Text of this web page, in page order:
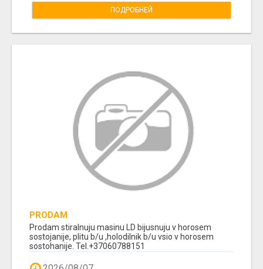
ПОДРОБНЕЙ
PRODAM
Prodam stiralnuju masinu LD bijusnuju v horosem
sostojanije, plitu b/u ,holodilnik b/u vsio v horosem
sostohanije. Tel.+37060788151